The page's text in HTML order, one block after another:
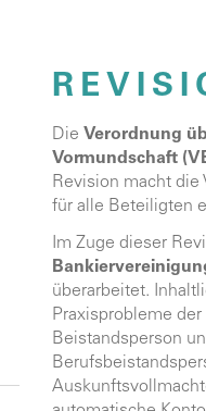
Die Verordnung
Vormundschaft
Revision macht die
für alle Beteiligten
Im Zuge dieser
überarbeitet.
Praxisprobleme
Beistandsperson